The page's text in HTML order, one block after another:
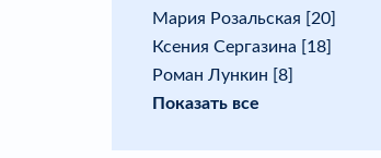
Мария Розальская [20]
Ксения Сергазина [18]
Роман Лункин [8]
Показать все